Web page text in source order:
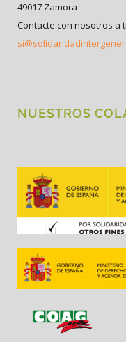
49017 Zamora
Contacte con nosotros a
NUESTROS